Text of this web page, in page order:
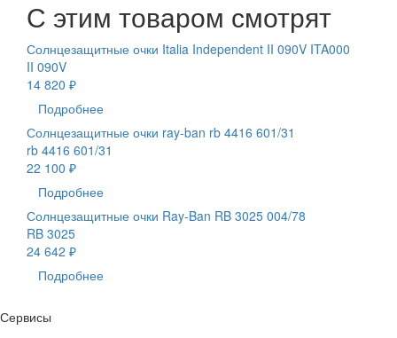
С этим товаром смотрят
Солнцезащитные очки Italia Independent II 090V ITA000
II 090V
14 820 ₽
Подробнее
Солнцезащитные очки ray-ban rb 4416 601/31
rb 4416 601/31
22 100 ₽
Подробнее
Солнцезащитные очки Ray-Ban RB 3025 004/78
RB 3025
24 642 ₽
Подробнее
Сервисы